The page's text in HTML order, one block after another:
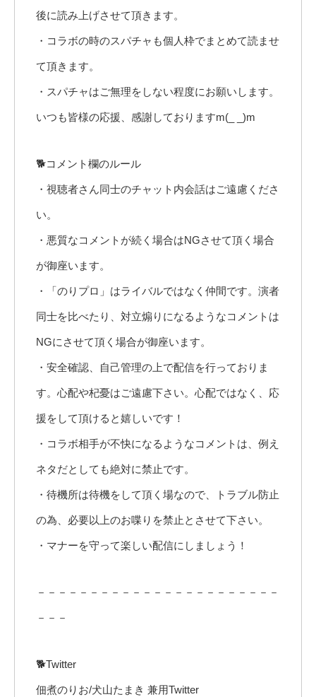
後に読み上げさせて頂きます。
・コラボの時のスパチャも個人枠でまとめて読ませ
て頂きます。
・スパチャはご無理をしない程度にお願いします。
いつも皆様の応援、感謝しておりますm(_ _)m
🐕コメント欄のルール
・視聴者さん同士のチャット内会話はご遠慮くださ
い。
・悪質なコメントが続く場合はNGさせて頂く場合
が御座います。
・「のりプロ」はライバルではなく仲間です。演者
同士を比べたり、対立煽りになるようなコメントは
NGにさせて頂く場合が御座います。
・安全確認、自己管理の上で配信を行っておりま
す。心配や杞憂はご遠慮下さい。心配ではなく、応
援をして頂けると嬉しいです！
・コラボ相手が不快になるようなコメントは、例え
ネタだとしても絶対に禁止です。
・待機所は待機をして頂く場なので、トラブル防止
の為、必要以上のお喋りを禁止とさせて下さい。
・マナーを守って楽しい配信にしましょう！
－－－－－－－－－－－－－－－－－－－－－－－
－－－
🐕Twitter
佃煮のりお/犬山たまき 兼用Twitter